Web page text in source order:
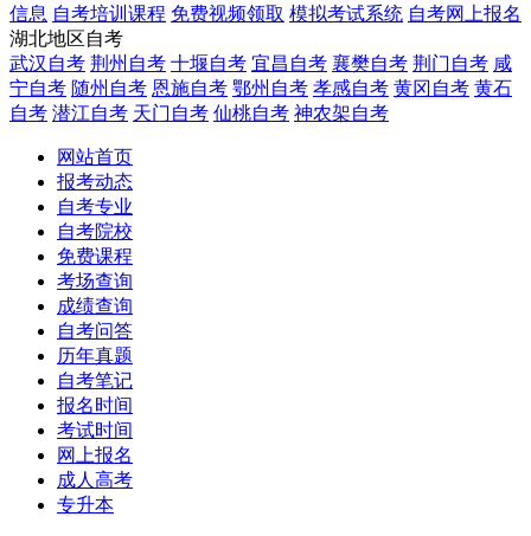
信息 自考培训课程 免费视频领取 模拟考试系统 自考网上报名
湖北地区自考
武汉自考 荆州自考 十堰自考 宜昌自考 襄樊自考 荆门自考 咸
宁自考 随州自考 恩施自考 鄂州自考 孝感自考 黄冈自考 黄石
自考 潜江自考 天门自考 仙桃自考 神农架自考
网站首页
报考动态
自考专业
自考院校
免费课程
考场查询
成绩查询
自考问答
历年真题
自考笔记
报名时间
考试时间
网上报名
成人高考
专升本